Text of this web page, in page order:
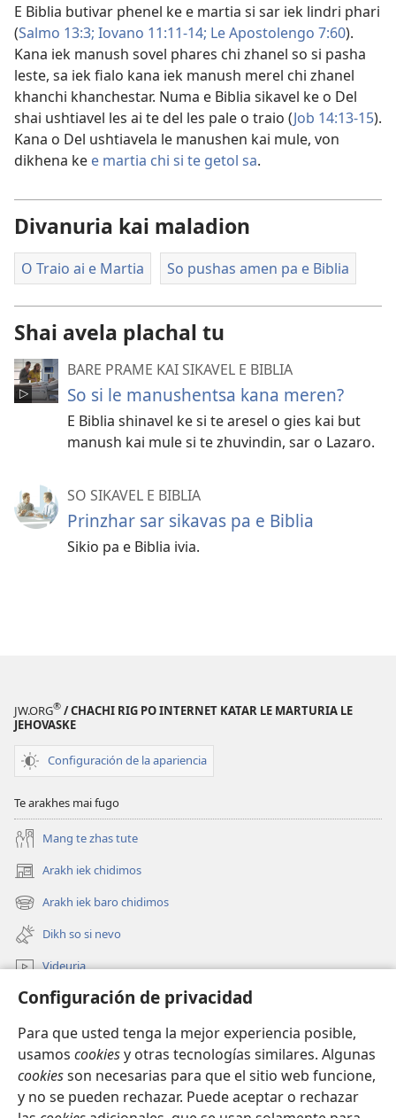
Configuración de privacidad
Para que usted tenga la mejor experiencia posible,
usamos cookiesy otras tecnologías similares. Algunas
cookiesson necesarias para que el sitio web funcione,
y no se pueden rechazar. Puede aceptar o rechazar
E Biblia butivar phenel ke e martia si sar iek lindri phari
(Salmo 13:3; Iovano 11:11-14; Le Apostolengo 7:60).
Kana iek manush sovel phares chi zhanel so si pasha
leste, sa iek fialo kana iek manush merel chi zhanel
khanchi khanchestar. Numa e Biblia sikavel ke o Del
shai ushtiavel les ai te del les pale o traio (Job 14:13-15).
Kana o Del ushtiavela le manushen kai mule, von
dikhena ke e martia chi si te getol sa.
Divanuria kai maladion
O Traio ai e Martia So pushas amen pa e Biblia
Shai avela plachal tu
BARE PRAME KAI SIKAVEL E BIBLIA
So si le manushentsa kana meren?
E Biblia shinavel ke si te aresel o gies kai but
manush kai mule si te zhuvindin, sar o Lazaro.
SO SIKAVEL E BIBLIA
Prinzhar sar sikavas pa e Biblia
Sikio pa e Biblia ivia.
JW.ORG® / CHACHI RIG PO INTERNET KATAR LE MARTURIA LE
JEHOVASKE
Configuración de la apariencia
Te arakhes mai fugo
Mang te zhas tute
Arakh iek chidimos
(abre
una
nueva
ventana)
Arakh iek baro chidimos
(abre
una
nueva
ventana)
Dikh so si nevo
Videuria
Rode
De tutar
(abre
nueva
ventana)
BIBLIOTECA PO INTERNET Watchtower™
(abre